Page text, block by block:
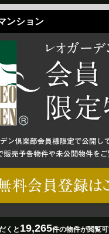
ンション
くと 19,265件の物件が閲覧可